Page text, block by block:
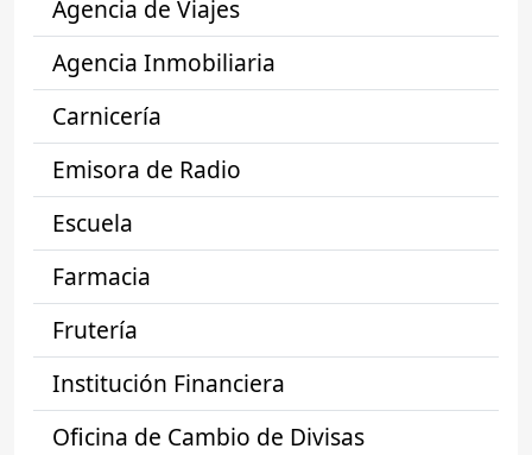
Agencia de Viajes
Agencia Inmobiliaria
Carnicería
Emisora de Radio
Escuela
Farmacia
Frutería
Institución Financiera
Oficina de Cambio de Divisas